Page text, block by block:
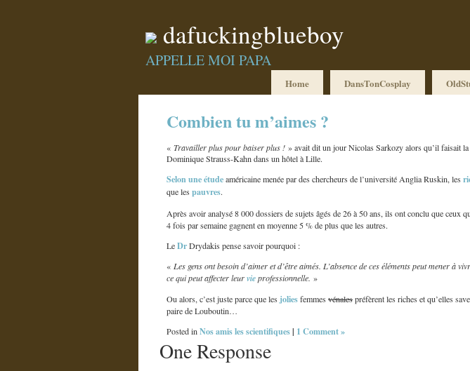
dafuckingblueboy
APPELLE MOI PAPA
Home DansTonCosplay
Combien tu m’aimes ?
« Travailler plus pour baiser plus ! » avait dit un jour Nicolas Sarkozy alors qu’il faisait
Dominique Strauss-Kahn dans un hôtel à Lille.
Selon une étudeaméricaine menée par des chercheurs de l’université Anglia Ruskin, les
que lespauvres.
Après avoir analysé 8 000 dossiers de sujets âgés de 26 à 50 ans, ils ont conclu que ceux
4 fois par semaine gagnent en moyenne 5 % de plus que les autres.
LeDrDrydakis pense savoir pourquoi :
« Les gens ont besoin d’aimer et d’être aimés. L’absence de ces éléments peut mener à
ce qui peut affecter leurvieprofessionnelle. »
Ou alors, c’est juste parce que les joliesfemmesvénalespréfèrent les riches et qu’elles
paire de Louboutin…
Posted inNos amis les scientifiques| 1 Comment »
One Response